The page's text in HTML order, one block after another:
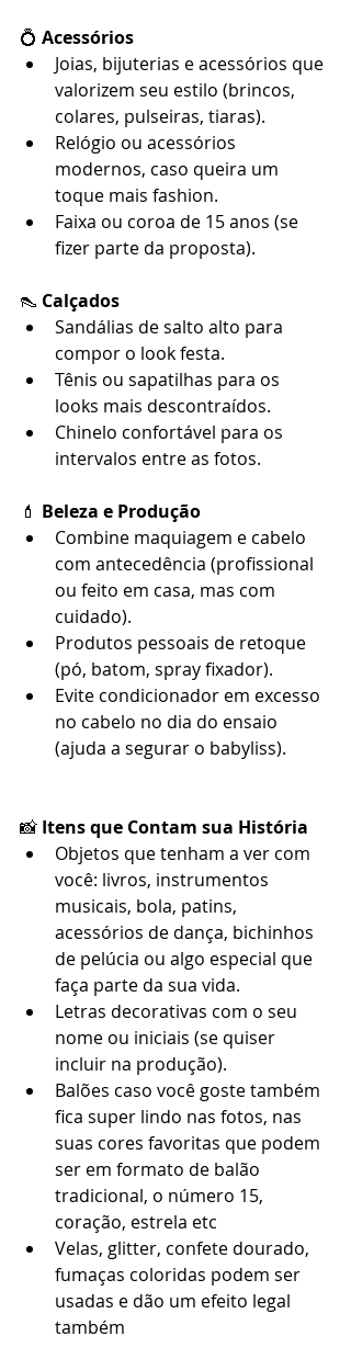
💍 Acessórios
Joias, bijuterias e acessórios que
valorizem seu estilo (brincos,
colares, pulseiras, tiaras).
Relógio ou acessórios
modernos, caso queira um
toque mais fashion.
Faixa ou coroa de 15 anos (se
fizer parte da proposta).
👠 Calçados
Sandálias de salto alto para
compor o look festa.
Tênis ou sapatilhas para os
looks mais descontraídos.
Chinelo confortável para os
intervalos entre as fotos.
💄 Beleza e Produção
Combine maquiagem e cabelo
com antecedência (profissional
ou feito em casa, mas com
cuidado).
Produtos pessoais de retoque
(pó, batom, spray fixador).
Evite condicionador em excesso
no cabelo no dia do ensaio
(ajuda a segurar o babyliss).
📸 Itens que Contam sua História
Objetos que tenham a ver com
você: livros, instrumentos
musicais, bola, patins,
acessórios de dança, bichinhos
de pelúcia ou algo especial que
faça parte da sua vida.
Letras decorativas com o seu
nome ou iniciais (se quiser
incluir na produção).
Balões caso você goste também
fica super lindo nas fotos, nas
suas cores favoritas que podem
ser em formato de balão
tradicional, o número 15,
coração, estrela etc
Velas, glitter, confete dourado,
fumaças coloridas podem ser
usadas e dão um efeito legal
também